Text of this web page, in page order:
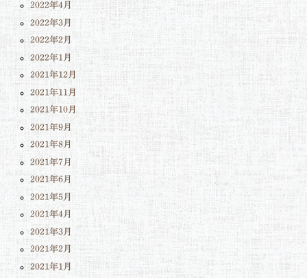
2022年4月
2022年3月
2022年2月
2022年1月
2021年12月
2021年11月
2021年10月
2021年9月
2021年8月
2021年7月
2021年6月
2021年5月
2021年4月
2021年3月
2021年2月
2021年1月